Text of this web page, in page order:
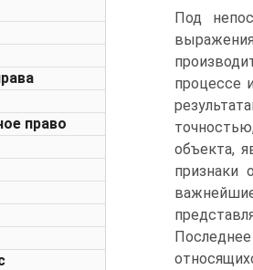
право
Под
процессе
объекта,
признаки